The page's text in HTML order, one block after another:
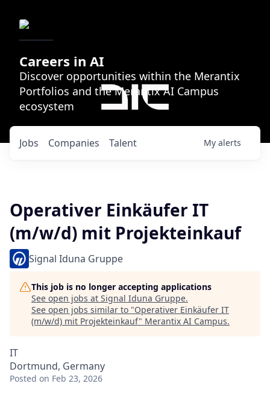
Careers in AI
Discover opportunities within the Merantix
Portfolios and the Merantix AI Campus
ecosystem
Jobs Companies Talent My alerts
Operativer Einkäufer IT
(m/w/d) mit Projekteinkauf
Signal Iduna Gruppe
This job is no longer accepting applications
See open jobs at Signal Iduna Gruppe.
See open jobs similar to "Operativer Einkäufer IT
(m/w/d) mit Projekteinkauf" Merantix AI Campus.
IT
Dortmund, Germany
Posted on Feb 23, 2026